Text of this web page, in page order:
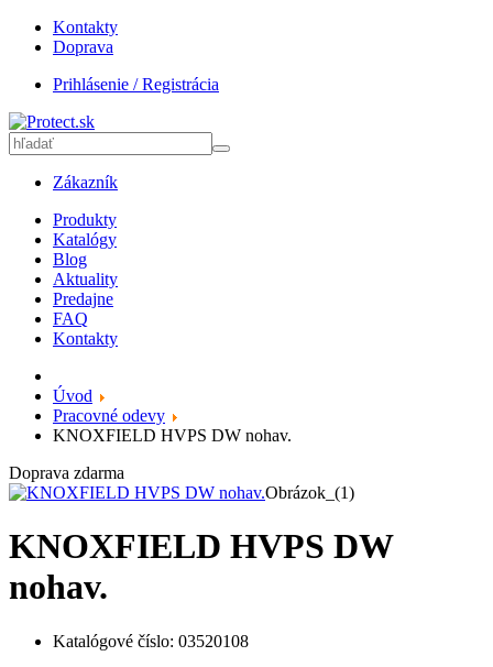
Kontakty
Doprava
Prihlásenie / Registrácia
Zákazník
Produkty
Katalógy
Blog
Aktuality
Predajne
FAQ
Kontakty
Úvod
Pracovné odevy
KNOXFIELD HVPS DW nohav.
Doprava zdarma
Obrázok_(1)
KNOXFIELD HVPS DW
nohav.
Katalógové číslo: 03520108